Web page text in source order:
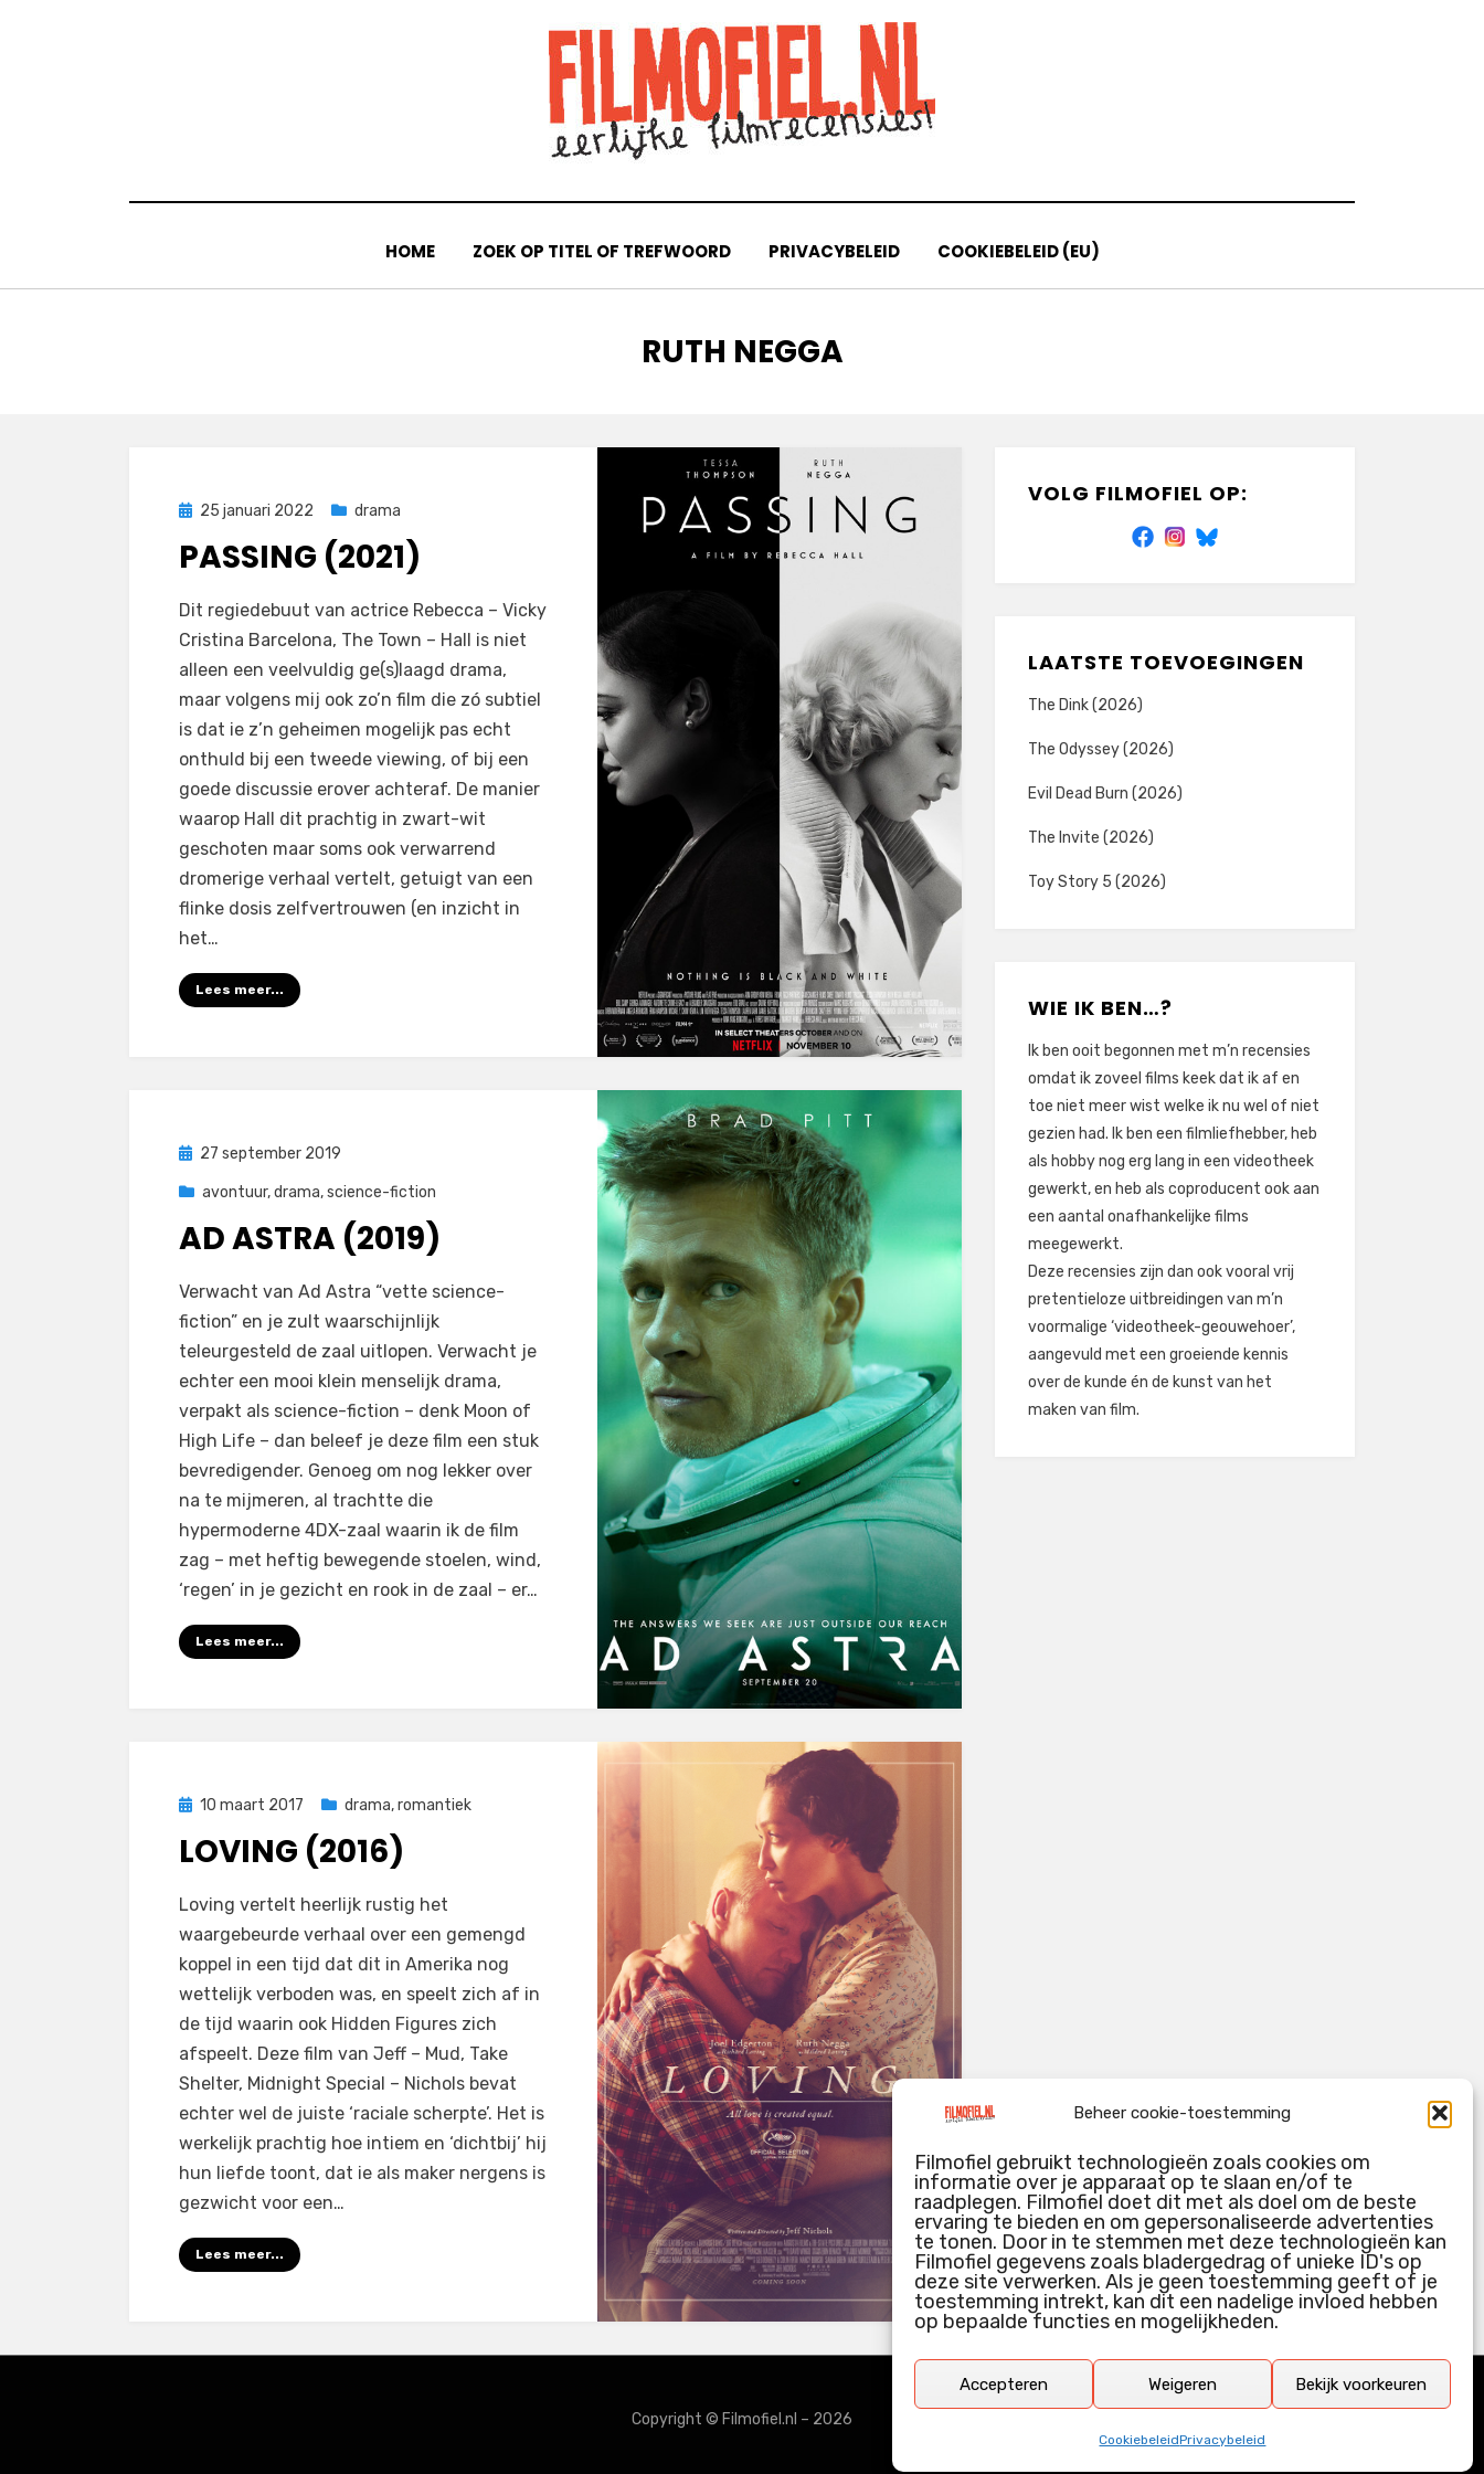
Beheer cookie-toestemming
Filmofiel gebruikt technologieën zoals cookies om
informatie over je apparaat op te slaan en/of te
raadplegen. Filmofiel doet dit met als doel om de beste
ervaring te bieden en om gepersonaliseerde advertenties
te tonen. Door in te stemmen met deze technologieën kan
Filmofiel gegevens zoals bladergedrag of unieke ID's op
deze site verwerken. Als je geen toestemming geeft of je
toestemming intrekt, kan dit een nadelige invloed hebben
op bepaalde functies en mogelijkheden.
Accepteren Weigeren Bekijk voorkeuren
CookiebeleidPrivacybeleid
HOME ZOEK OP TITEL OF TREFWOORD PRIVACYBELEID COOKIEBELEID (EU)
TAG
:
RUTH NEGGA
Geplaatst
25 januari 2022 drama
PASSING (2021)
doorFilmofiel.nl
Dit regiedebuut van actrice Rebecca – Vicky
Cristina Barcelona, The Town – Hall is niet
alleen een veelvuldig ge(s)laagd drama,
maar volgens mij ook zo’n film die zó subtiel
is dat ie z’n geheimen mogelijk pas echt
onthuld bij een tweede viewing, of bij een
goede discussie erover achteraf. De manier
waarop Hall dit prachtig in zwart-wit
geschoten maar soms ook verwarrend
dromerige verhaal vertelt, getuigt van een
flinke dosis zelfvertrouwen (en inzicht in
het…
Lees meer...
Geplaatst
27 september 2019
avontuur,drama,science-fiction
AD ASTRA (2019)
doorFilmofiel.nl
1 reactieop
Ad
Verwacht van Ad Astra “vette science-
fiction” en je zult waarschijnlijk
teleurgesteld de zaal uitlopen. Verwacht je
echter een mooi klein menselijk drama,
verpakt als science-fiction – denk Moon of
High Life – dan beleef je deze film een stuk
bevredigender. Genoeg om nog lekker over
na te mijmeren, al trachtte die
hypermoderne 4DX-zaal waarin ik de film
zag – met heftig bewegende stoelen, wind,
‘regen’ in je gezicht en rook in de zaal – er…
Lees meer...
Geplaatst
10 maart 2017 drama,romantiek
LOVING (2016)
door Filmofiel.nl
Laat een reactie achterop
Loving vertelt heerlijk rustig het
waargebeurde verhaal over een gemengd
koppel in een tijd dat dit in Amerika nog
wettelijk verboden was, en speelt zich af in
de tijd waarin ook Hidden Figures zich
afspeelt. Deze film van Jeff – Mud, Take
Shelter, Midnight Special – Nichols bevat
echter wel de juiste ‘raciale scherpte’. Het is
werkelijk prachtig hoe intiem en ‘dichtbij’ hij
hun liefde toont, dat ie als maker nergens is
gezwicht voor een…
Lees meer...
VOLG FILMOFIEL OP:
LAATSTE TOEVOEGINGEN
The Dink (2026)
The Odyssey (2026)
Evil Dead Burn (2026)
The Invite (2026)
Toy Story 5 (2026)
WIE IK BEN…?
Ik ben ooit begonnen met m’n recensies
omdat ik zoveel films keek dat ik af en
toe niet meer wist welke ik nu wel of niet
gezien had. Ik ben een filmliefhebber, heb
als hobby nog erg lang in een videotheek
gewerkt, en heb als coproducent ook aan
een aantal onafhankelijke films
meegewerkt.
Deze recensies zijn dan ook vooral vrij
pretentieloze uitbreidingen van m’n
voormalige ‘videotheek-geouwehoer’,
aangevuld met een groeiende kennis
over de kunde én de kunst van het
maken van film.
Copyright © Filmofiel.nl – 2026